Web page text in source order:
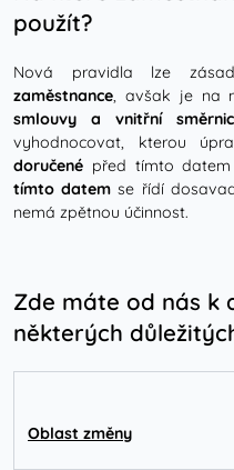
použít?
Nová pravidla lze
zaměstnance, avšak je na
smlouvy a vnitřní
vyhodnocovat, kterou
doručené před tímto
tímto datem se řídí
nemá zpětnou účinnost.
Zde máte od nás k
některých
Oblast změny